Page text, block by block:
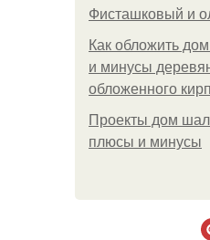
Фисташковый и
Как обложить
и минусы
обложенного
Проекты дом
плюсы и минусы